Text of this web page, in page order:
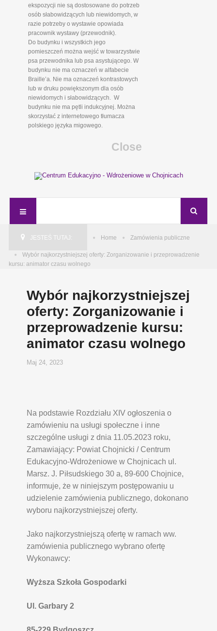
ekspozycji nie są dostosowane do potrzeb
osób słabowidzących lub niewidomych, w
razie potrzeby o wystawie opowiada
pracownik wystawy (przewodnik).
Do budynku i wszystkich jego
pomieszczeń można wejść w towarzystwie
psa przewodnika lub psa asystującego. W
budynku nie ma oznaczeń w alfabecie
Braille’a. Nie ma oznaczeń kontrastowych
lub w druku powiększonym dla osób
niewidomych i słabowidzących. W
budynku nie ma pętli indukcyjnej. Można
skorzystać z internetowego tłumacza
polskiego języka migowego.
Close
JESTEŚ TUTAJ: Home Zamówienia publiczne
Wybór najkorzystniejszej oferty: Zorganizowanie i przeprowadzenie
kursu: animator czasu wolnego
Wybór najkorzystniejszej
oferty: Zorganizowanie i
przeprowadzenie kursu:
animator czasu wolnego
Maj 24, 2023
Na podstawie Rozdziału XIV ogłoszenia o
zamówieniu na usługi społeczne i inne
szczególne usługi z dnia 11.05.2023 roku,
Zamawiający: Powiat Chojnicki / Centrum
Edukacyjno-Wdrożeniowew Chojnicach ul.
Marsz. J. Piłsudskiego 30 a, 89-600 Chojnice,
informuje, że w niniejszym postępowaniu u
udzielenie zamówienia publicznego, dokonano
wyboru najkorzystniejszej oferty.
Jako najkorzystniejszą ofertę w ramach ww.
zamówienia publicznego wybrano ofertę
Wykonawcy:
Wyższa Szkoła Gospodarki
Ul. Garbary 2